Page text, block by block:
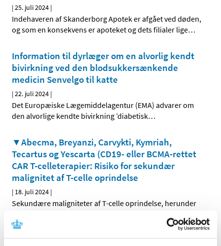
|25. juli 2024 |
Indehaveren af Skanderborg Apotek er afgået ved døden,
og som en konsekvens er apoteket og dets filialer lige…
Information til dyrlæger om en alvorlig kendt
bivirkning ved den blodsukkersænkende
medicin Senvelgo til katte
|22. juli 2024 |
Det Europæiske Lægemiddelagentur (EMA) advarer om
den alvorlige kendte bivirkning ’diabetisk…
▼Abecma, Breyanzi, Carvykti, Kymriah,
Tecartus og Yescarta (CD19- eller BCMA-rettet
CAR T-celleterapier: Risiko for sekundær
malignitet af T-celle oprindelse
| 18. juli 2024 |
Sekundære maligniteter af T-celle oprindelse, herunder
Fusidinsyre; tilladelse til udlevering af